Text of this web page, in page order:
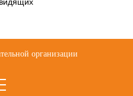
организации